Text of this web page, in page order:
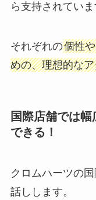
ら支持されていま
それぞれの個性
めの、理想的な
国際店舗では
できる！
クロムハーツの
話しします。